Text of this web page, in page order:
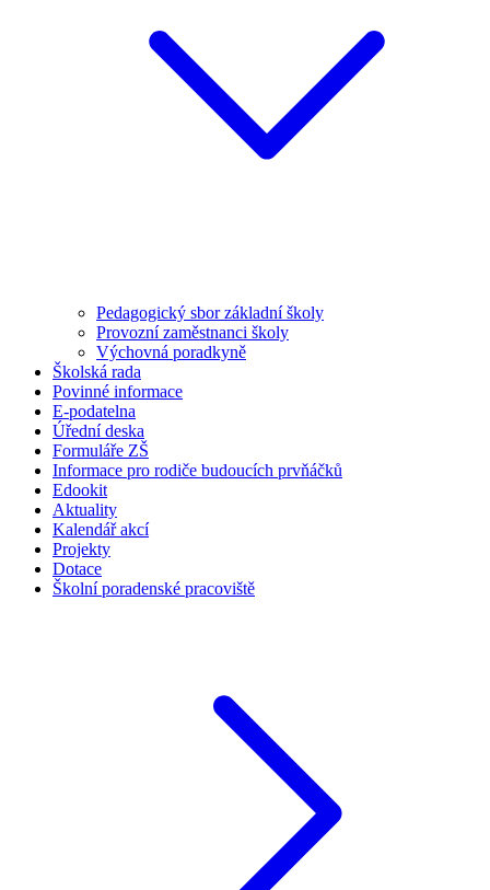
Pedagogický sbor základní školy
Provozní zaměstnanci školy
Výchovná poradkyně
Školská rada
Povinné informace
E-podatelna
Úřední deska
Formuláře ZŠ
Informace pro rodiče budoucích prvňáčků
Edookit
Aktuality
Kalendář akcí
Projekty
Dotace
Školní poradenské pracoviště